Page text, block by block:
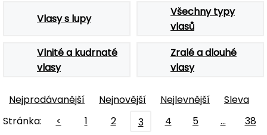
Vlasy s lupy
Všechny typy
vlasů
Vlnité a kudrnaté
vlasy
Zralé a dlouhé
vlasy
Nejprodávanější Nejnovější Nejlevnější
Sleva
Stránka:
< 1 2 3 4 5 … 38